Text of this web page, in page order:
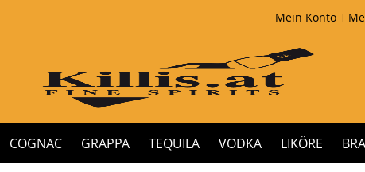
Mein Konto
COGNAC GRAPPA TEQUILA VODKA LIKÖRE